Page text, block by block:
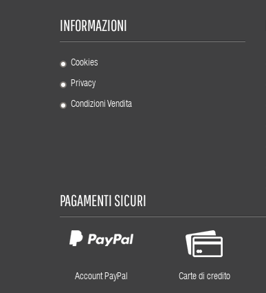
INFORMAZIONI
Cookies
Privacy
Condizioni Vendita
PAGAMENTI SICURI
Account PayPal Carte di credito